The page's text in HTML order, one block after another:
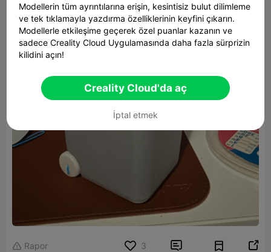
 Rapor 3  
Modellerin tüm ayrıntılarına erişin, kesintisiz bulut dilimleme
ve tek tıklamayla yazdırma özelliklerinin keyfini çıkarın.
Modellerle etkileşime geçerek özel puanlar kazanın ve
sadece Creality Cloud Uygulamasında daha fazla sürprizin
kilidini açın!
Creality Cloud'da aç
İptal etmek